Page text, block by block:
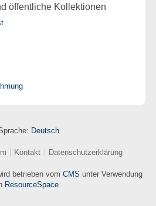
öffentliche Kollektionen
Deutsch
Kontakt Datenschutzerklärung
betrieben vom CMS unter Verwendung
ResourceSpace